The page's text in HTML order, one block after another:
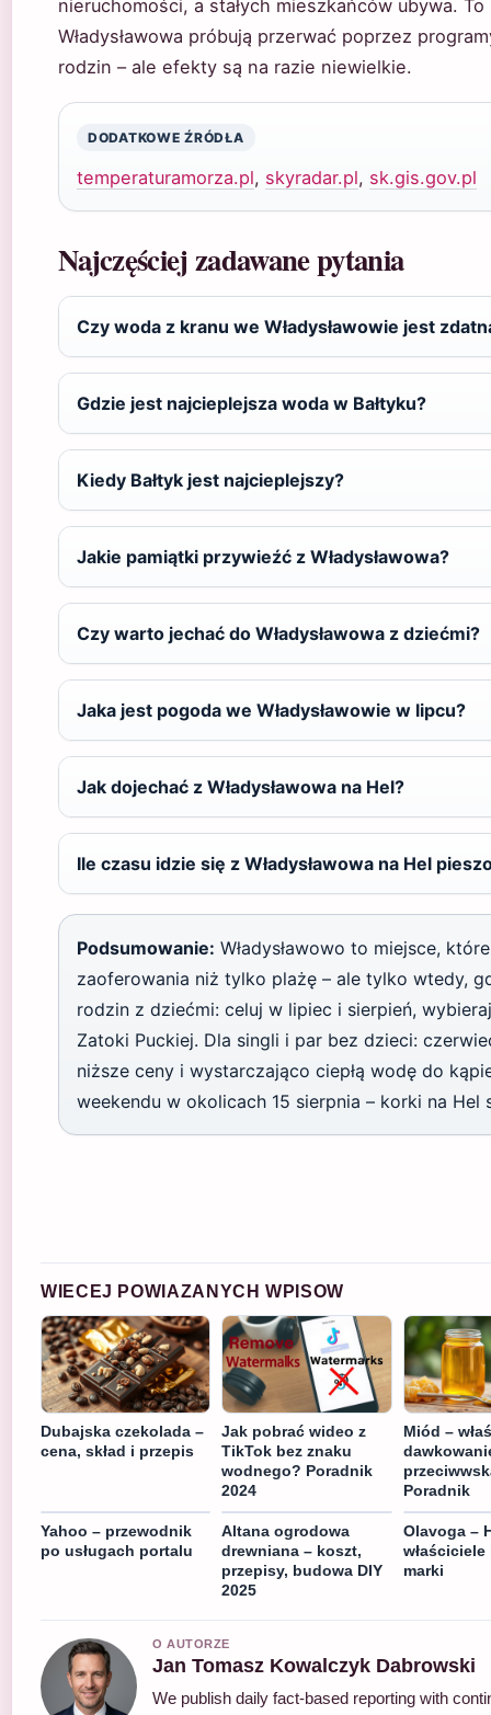
nieruchomości, a stałych mieszkańców ubywa.
Władysławowa próbują przerwać poprzez
rodzin – ale efekty są na razie niewielkie.
DODATKOWE ŹRÓDŁA
temperaturamorza.pl, skyradar.pl, sk.gis.gov.pl
Najczęściej zadawane pytania
Czy woda z kranu we Władysławowie jest
Gdzie jest najcieplejsza woda w Bałtyku?
Kiedy Bałtyk jest najcieplejszy?
Jakie pamiątki przywieźć z Władysławowa?
Czy warto jechać do Władysławowa z dziećmi?
Jaka jest pogoda we Władysławowie w lipcu?
Jak dojechać z Władysławowa na Hel?
Ile czasu idzie się z Władysławowa na Hel
Podsumowanie: Władysławowo to miejsce,
zaoferowania niż tylko plażę – ale tylko wtedy,
rodzin z dziećmi: celuj w lipiec i sierpień,
Zatoki Puckiej. Dla singli i par bez dzieci:
niższe ceny i wystarczająco ciepłą wodę do
weekendu w okolicach 15 sierpnia – korki na Hel
WIECEJ POWIAZANYCH WPISOW
Dubajska czekolada –
cena, skład i przepis
Jak pobrać wideo z
TikTok bez znaku
wodnego? Poradnik
2024
Miód –
Poradnik
Yahoo – przewodnik
po usługach portalu
Altana ogrodowa
drewniana – koszt,
przepisy, budowa DIY
2025
Olavoga –
marki
O AUTORZE
Jan Tomasz Kowalczyk Dabrowski
We publish daily fact-based reporting with